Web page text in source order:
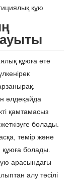
құю
құюға өте
әлдеқайда
қамтамасыз
болады.
темір және
болады.
арасындағы
алу тәсілі